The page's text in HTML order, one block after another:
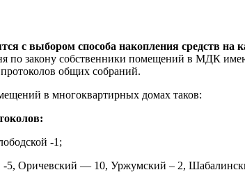
выбором способа накопления средств на
по закону собственники помещений в МДК
общих собраний.
в многоквартирных домах таков:
-1;
Оричевский — 10, Уржумский – 2,